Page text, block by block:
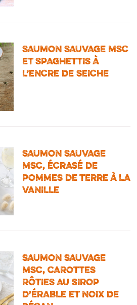
SAUMON SAUVAGE MSC
ET SPAGHETTIS À
L’ENCRE DE SEICHE
SAUMON SAUVAGE
MSC, ÉCRASÉ DE
POMMES DE TERRE À LA
VANILLE
SAUMON SAUVAGE
MSC, CAROTTES
RÔTIES AU SIROP
D’ÉRABLE ET NOIX DE